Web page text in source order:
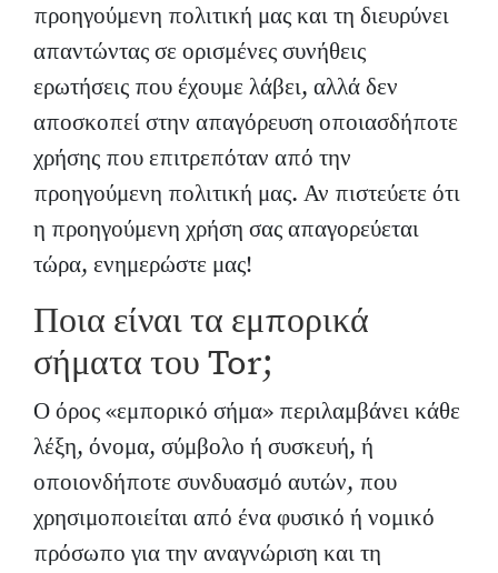
προηγούμενη πολιτική μας και τη διευρύνει
απαντώντας σε ορισμένες συνήθεις
ερωτήσεις που έχουμε λάβει, αλλά δεν
αποσκοπεί στην απαγόρευση οποιασδήποτε
χρήσης που επιτρεπόταν από την
προηγούμενη πολιτική μας. Αν πιστεύετε ότι
η προηγούμενη χρήση σας απαγορεύεται
τώρα, ενημερώστε μας!
Ποια είναι τα εμπορικά
σήματα του Tor;
Ο όρος «εμπορικό σήμα» περιλαμβάνει κάθε
λέξη, όνομα, σύμβολο ή συσκευή, ή
οποιονδήποτε συνδυασμό αυτών, που
χρησιμοποιείται από ένα φυσικό ή νομικό
πρόσωπο για την αναγνώριση και τη